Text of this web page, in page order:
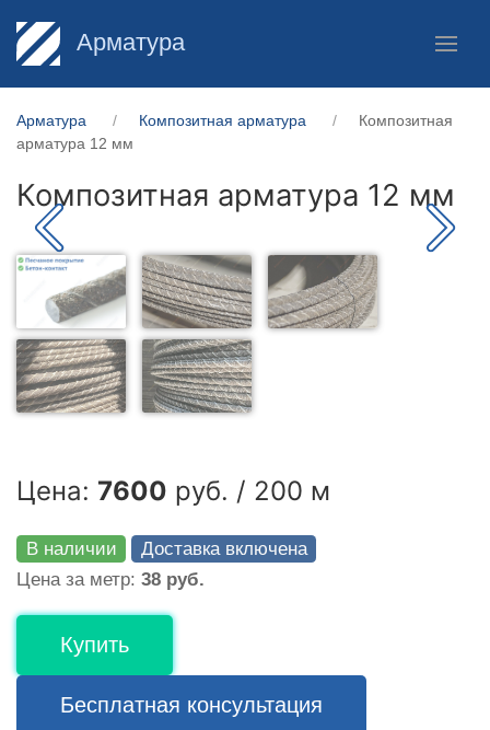
Арматура
Арматура Композитная арматура
Композитная
арматура 12 мм
Композитная арматура 12 мм
Цена: 7600 руб. / 200 м
В наличии
Доставка включена
Цена за метр: 38 руб.
Купить
Бесплатная консультация